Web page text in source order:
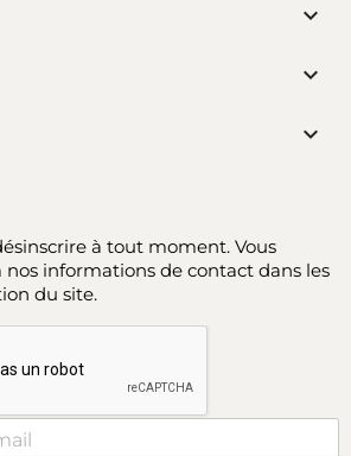



à tout moment. Vous
informations de contact dans les
du site.